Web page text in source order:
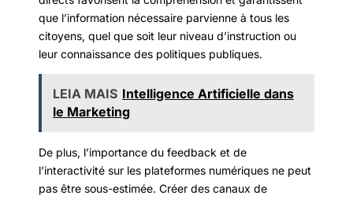
que l’information nécessaire parvienne à tous les
citoyens, quel que soit leur niveau d’instruction ou
leur connaissance des politiques publiques.
LEIA MAIS Intelligence Artificielle dans
le Marketing
De plus, l’importance du feedback et de
l’interactivité sur les plateformes numériques ne peut
pas être sous-estimée. Créer des canaux de